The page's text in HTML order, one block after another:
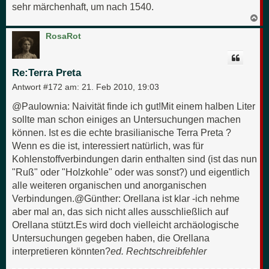
sehr märchenhaft, um nach 1540.
a
RosaRot
Re:Terra Preta
Antwort #172 am: 21. Feb 2010, 19:03
@Paulownia: Naivität finde ich gut!Mit einem halben Liter
sollte man schon einiges an Untersuchungen machen
können. Ist es die echte brasilianische Terra Preta ?
Wenn es die ist, interessiert natürlich, was für
Kohlenstoffverbindungen darin enthalten sind (ist das nun
"Ruß" oder "Holzkohle" oder was sonst?) und eigentlich
alle weiteren organischen und anorganischen
Verbindungen.@Günther: Orellana ist klar -ich nehme
aber mal an, das sich nicht alles ausschließlich auf
Orellana stützt.Es wird doch vielleicht archäologische
Untersuchungen gegeben haben, die Orellana
interpretieren könnten?ed. Rechtschreibfehler